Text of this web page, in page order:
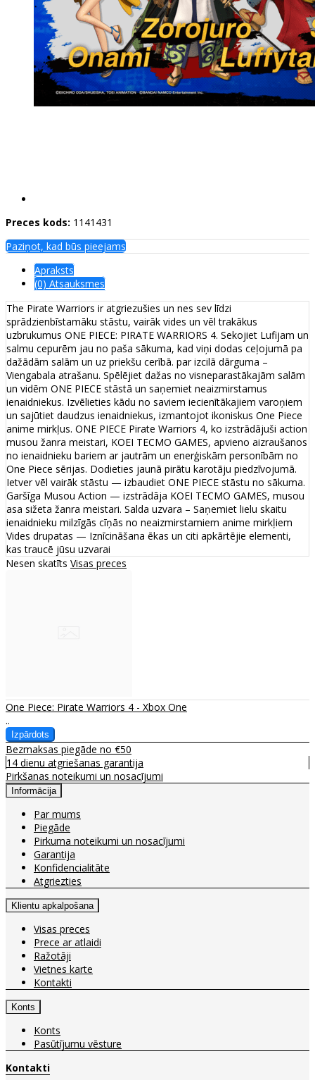
Preces kods: 1141431
Paziņot, kad būs pieejams
Apraksts
(0) Atsauksmes
The Pirate Warriors ir atgriezušies un nes sev līdzi
sprādzienbīstamāku stāstu, vairāk vides un vēl trakākus
uzbrukumus ONE PIECE: PIRATE WARRIORS 4. Sekojiet Lufijam un
salmu cepurēm jau no paša sākuma, kad viņi dodas ceļojumā pa
dažādām salām un uz priekšu cerībā. par izcilā dārguma –
Viengabala atrašanu. Spēlējiet dažas no visneparastākajām salām
un vidēm ONE PIECE stāstā un saņemiet neaizmirstamus
ienaidniekus. Izvēlieties kādu no saviem iecienītākajiem varoņiem
un sajūtiet daudzus ienaidniekus, izmantojot ikoniskus One Piece
anime mirkļus. ONE PIECE Pirate Warriors 4, ko izstrādājuši action
musou žanra meistari, KOEI TECMO GAMES, apvieno aizraušanos
no ienaidnieku bariem ar jautrām un enerģiskām personībām no
One Piece sērijas. Dodieties jaunā pirātu karotāju piedzīvojumā.
Ietver vēl vairāk stāstu — izbaudiet ONE PIECE stāstu no sākuma.
Garšīga Musou Action — izstrādāja KOEI TECMO GAMES, musou
asa sižeta žanra meistari. Salda uzvara – Saņemiet lielu skaitu
ienaidnieku milzīgās cīņās no neaizmirstamiem anime mirkļiem
Vides drupatas — Iznīcināšana ēkas un citi apkārtējie elementi,
kas traucē jūsu uzvarai
Nesen skatīts Visas preces
One Piece: Pirate Warriors 4 - Xbox One
..
Bezmaksas piegāde no €50
14 dienu atgriešanas garantija
Pirkšanas noteikumi un nosacījumi
Informācija
Par mums
Piegāde
Pirkuma noteikumi un nosacījumi
Garantija
Konfidencialitāte
Atgriezties
Klientu apkalpošana
Visas preces
Prece ar atlaidi
Ražotāji
Vietnes karte
Kontakti
Konts
Konts
Pasūtījumu vēsture
Kontakti